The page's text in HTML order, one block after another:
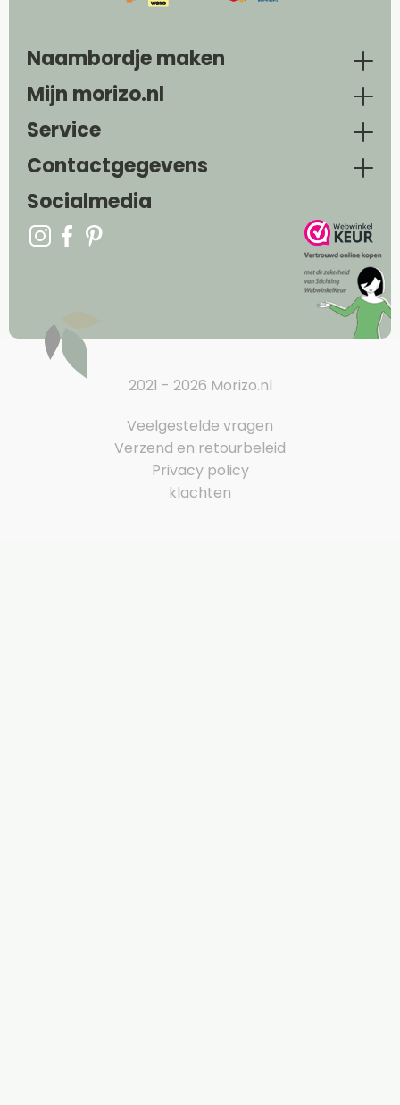
Naambordje maken
Mijn morizo.nl
Service
Contactgegevens
Socialmedia
2021 - 2026 Morizo.nl
Veelgestelde vragen
Verzend en retourbeleid
Privacy policy
klachten